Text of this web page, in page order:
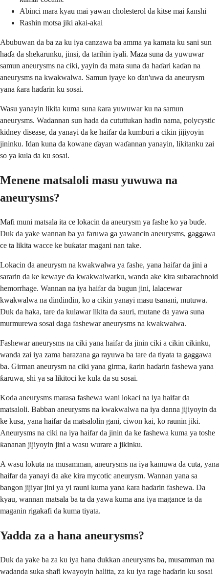
Abinci mara kyau mai yawan cholesterol da kitse mai ƙanshi
Rashin motsa jiki akai-akai
Abubuwan da ba za ku iya canzawa ba amma ya kamata ku sani sun
haɗa da shekarunku, jinsi, da tarihin iyali. Maza suna da yuwuwar
samun aneurysms na ciki, yayin da mata suna da haɗari kaɗan na
aneurysms na kwakwalwa. Samun iyaye ko ɗan'uwa da aneurysm
yana ƙara haɗarin ku sosai.
Wasu yanayin likita kuma suna ƙara yuwuwar ku na samun
aneurysms. Wadannan sun hada da cututtukan haɗin nama, polycystic
kidney disease, da yanayi da ke haifar da kumburi a cikin jijiyoyin
jininku. Idan kuna da kowane ɗayan waɗannan yanayin, likitanku zai
so ya kula da ku sosai.
Menene matsaloli masu yuwuwa na
aneurysms?
Mafi muni matsala ita ce lokacin da aneurysm ya fashe ko ya buɗe.
Duk da yake wannan ba ya faruwa ga yawancin aneurysms, gaggawa
ce ta likita wacce ke buƙatar magani nan take.
Lokacin da aneurysm na kwakwalwa ya fashe, yana haifar da jini a
sararin da ke kewaye da kwakwalwarku, wanda ake kira subarachnoid
hemorrhage. Wannan na iya haifar da bugun jini, lalacewar
kwakwalwa na dindindin, ko a cikin yanayi masu tsanani, mutuwa.
Duk da haka, tare da kulawar likita da sauri, mutane da yawa suna
murmurewa sosai daga fashewar aneurysms na kwakwalwa.
Fashewar aneurysms na ciki yana haifar da jinin ciki a cikin cikinku,
wanda zai iya zama barazana ga rayuwa ba tare da tiyata ta gaggawa
ba. Girman aneurysm na ciki yana girma, ƙarin haɗarin fashewa yana
ƙaruwa, shi ya sa likitoci ke kula da su sosai.
Koda aneurysms marasa fashewa wani lokaci na iya haifar da
matsaloli. Babban aneurysms na kwakwalwa na iya danna jijiyoyin da
ke kusa, yana haifar da matsalolin gani, ciwon kai, ko raunin jiki.
Aneurysms na ciki na iya haifar da jinin da ke fashewa kuma ya toshe
ƙananan jijiyoyin jini a wasu wurare a jikinku.
A wasu lokuta na musamman, aneurysms na iya kamuwa da cuta, yana
haifar da yanayi da ake kira mycotic aneurysm. Wannan yana sa
bangon jijiyar jini ya yi rauni kuma yana ƙara haɗarin fashewa. Da
kyau, wannan matsala ba ta da yawa kuma ana iya magance ta da
maganin rigakafi da kuma tiyata.
Yadda za a hana aneurysms?
Duk da yake ba za ku iya hana dukkan aneurysms ba, musamman ma
wadanda suka shafi kwayoyin halitta, za ku iya rage haɗarin ku sosai